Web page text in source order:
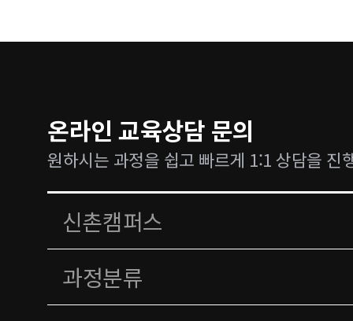
온라인 교육상담 문의
원하시는 과정을 쉽고 빠르게 1:1 상담을 진